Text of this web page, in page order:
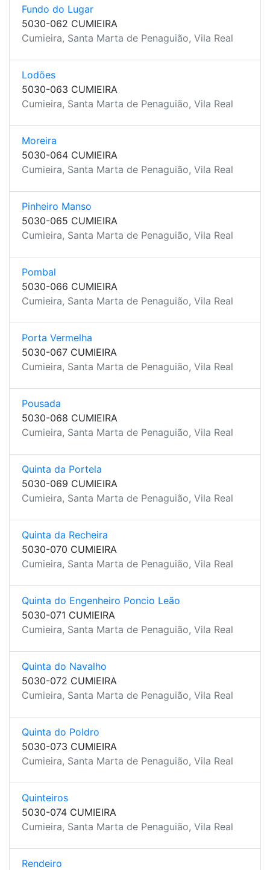
Fundo do Lugar
5030-062 CUMIEIRA
Cumieira, Santa Marta de Penaguião, Vila Real
Lodões
5030-063 CUMIEIRA
Cumieira, Santa Marta de Penaguião, Vila Real
Moreira
5030-064 CUMIEIRA
Cumieira, Santa Marta de Penaguião, Vila Real
Pinheiro Manso
5030-065 CUMIEIRA
Cumieira, Santa Marta de Penaguião, Vila Real
Pombal
5030-066 CUMIEIRA
Cumieira, Santa Marta de Penaguião, Vila Real
Porta Vermelha
5030-067 CUMIEIRA
Cumieira, Santa Marta de Penaguião, Vila Real
Pousada
5030-068 CUMIEIRA
Cumieira, Santa Marta de Penaguião, Vila Real
Quinta da Portela
5030-069 CUMIEIRA
Cumieira, Santa Marta de Penaguião, Vila Real
Quinta da Recheira
5030-070 CUMIEIRA
Cumieira, Santa Marta de Penaguião, Vila Real
Quinta do Engenheiro Poncio Leão
5030-071 CUMIEIRA
Cumieira, Santa Marta de Penaguião, Vila Real
Quinta do Navalho
5030-072 CUMIEIRA
Cumieira, Santa Marta de Penaguião, Vila Real
Quinta do Poldro
5030-073 CUMIEIRA
Cumieira, Santa Marta de Penaguião, Vila Real
Quinteiros
5030-074 CUMIEIRA
Cumieira, Santa Marta de Penaguião, Vila Real
Rendeiro